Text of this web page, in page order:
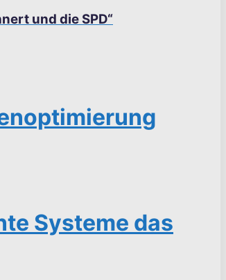
und die SPD“
Systeme das